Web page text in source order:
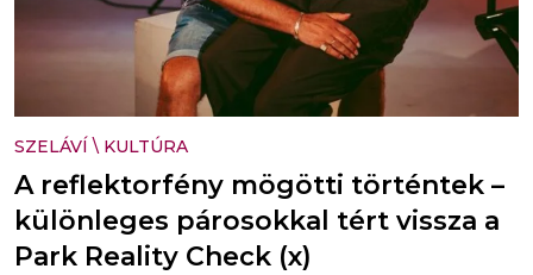
SZELÁVÍ \ KULTÚRA
A reflektorfény mögötti történtek –
különleges párosokkal tért vissza a
Park Reality Check (x)